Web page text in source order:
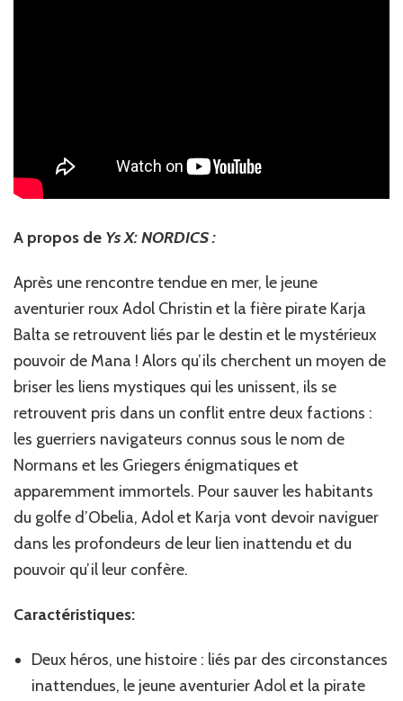
A propos de Ys X: NORDICS :
Après une rencontre tendue en mer, le jeune
aventurier roux Adol Christin et la fière pirate Karja
Balta se retrouvent liés par le destin et le mystérieux
pouvoir de Mana ! Alors qu’ils cherchent un moyen de
briser les liens mystiques qui les unissent, ils se
retrouvent pris dans un conflit entre deux factions :
les guerriers navigateurs connus sous le nom de
Normans et les Griegers énigmatiques et
apparemment immortels. Pour sauver les habitants
du golfe d’Obelia, Adol et Karja vont devoir naviguer
dans les profondeurs de leur lien inattendu et du
pouvoir qu’il leur confère.
Caractéristiques:
Deux héros, une histoire : liés par des circonstances
inattendues, le jeune aventurier Adol et la pirate